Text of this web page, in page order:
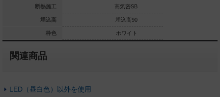
断熱施工
埋込高
枠色
高気密SB 高気密SB
埋込高90
ホワイト
関連商品
LED（昼白色）以外を使用